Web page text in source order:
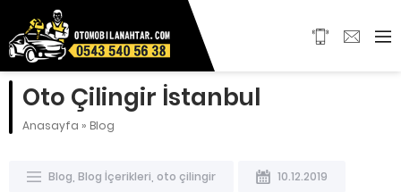
Oto Çilingir İstanbul
Anasayfa » Blog
Blog Blog İçerikleri oto çilingir 10.12.2019